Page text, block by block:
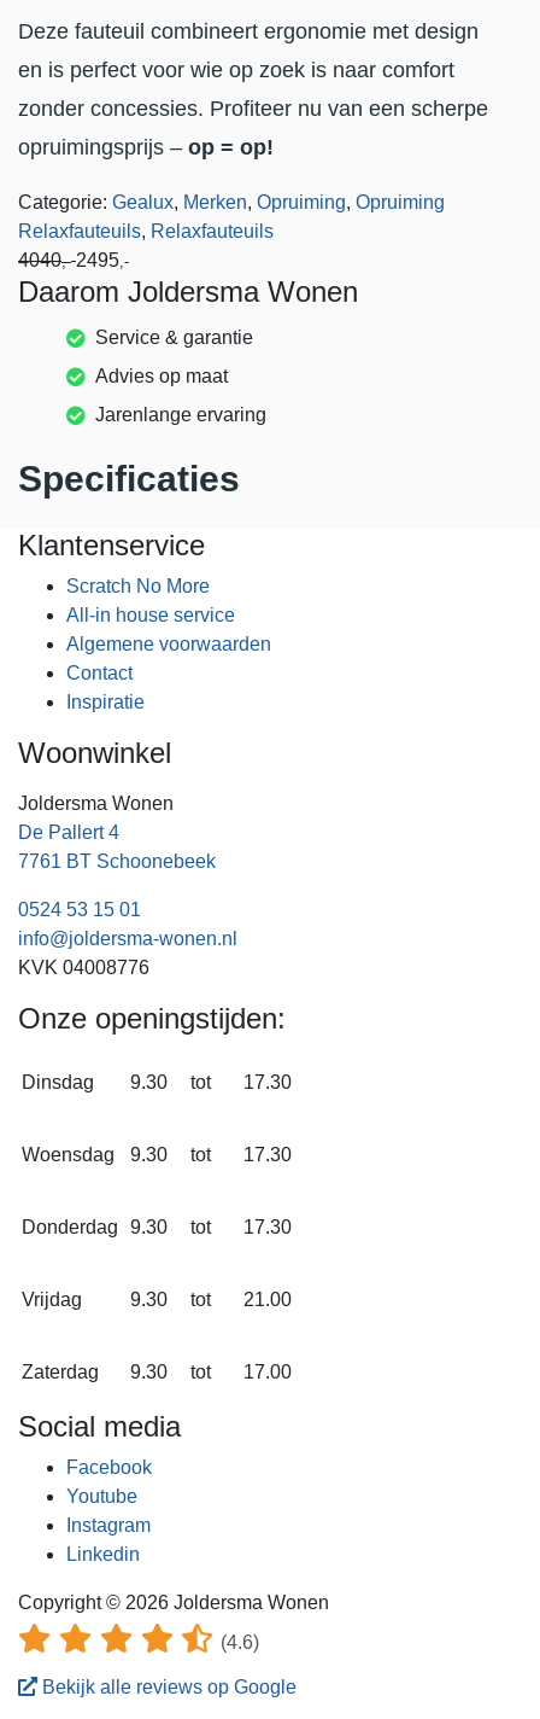
Deze fauteuil combineert ergonomie met design
en is perfect voor wie op zoek is naar comfort
zonder concessies. Profiteer nu van een scherpe
opruimingsprijs – op = op!
Categorie: Gealux, Merken, Opruiming, Opruiming
Relaxfauteuils, Relaxfauteuils
4040,- 2495,-
Daarom Joldersma Wonen
Service & garantie
Advies op maat
Jarenlange ervaring
Specificaties
Klantenservice
Scratch No More
All-in house service
Algemene voorwaarden
Contact
Inspiratie
Woonwinkel
Joldersma Wonen
De Pallert 4
7761 BT Schoonebeek
0524 53 15 01
info@joldersma-wonen.nl
KVK 04008776
Onze openingstijden:
Dinsdag 9.30 tot 17.30
Woensdag 9.30 tot 17.30
Donderdag 9.30 tot 17.30
Vrijdag 9.30 tot 21.00
Zaterdag 9.30 tot 17.00
Social media
Facebook
Youtube
Instagram
Linkedin
Copyright © 2026 Joldersma Wonen
(4.6)
Bekijk alle reviews op Google